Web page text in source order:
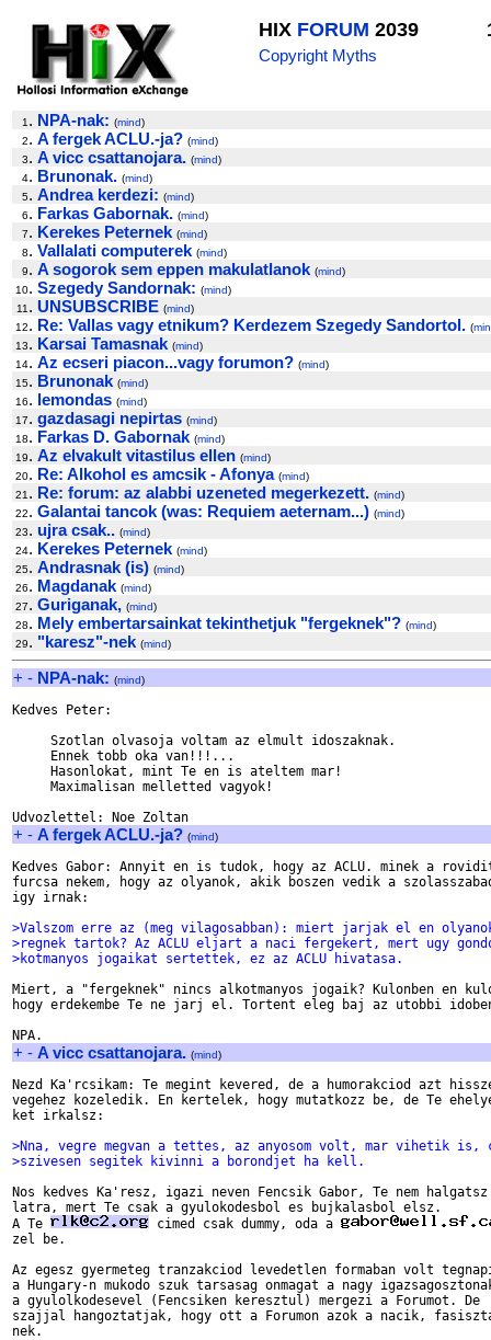
HIX FORUM 2039
Copyright Myths
1 . NPA-nak: (mind)
2. A fergek ACLU.-ja? (mind)
3. A vicc csattanojara. (mind)
4. Brunonak. (mind)
5. Andrea kerdezi: (mind)
6. Farkas Gabornak. (mind)
7. Kerekes Peternek (mind)
8. Vallalati computerek (mind)
9. A sogorok sem eppen makulatlanok (mind)
10. Szegedy Sandornak: (mind)
11 . UNSUBSCRIBE (mind)
12. Re: Vallas vagy etnikum? Kerdezem Szegedy Sandortol. (
13. Karsai Tamasnak (mind)
14. Az ecseri piacon...vagy forumon? (mind)
15. Brunonak (mind)
16. lemondas (mind)
17. gazdasagi nepirtas (mind)
18. Farkas D. Gabornak (mind)
19. Az elvakult vitastilus ellen (mind)
20. Re: Alkohol es amcsik - Afonya (mind)
21 . Re: forum: az alabbi uzeneted megerkezett. (mind)
22. Galantai tancok (was: Requiem aeternam...) (mind)
23. ujra csak.. (mind)
24. Kerekes Peternek (mind)
25. Andrasnak (is) (mind)
26. Magdanak (mind)
27. Guriganak, (mind)
28. Mely embertarsainkat tekinthetjuk "fergeknek"? (mind)
29. "karesz"-nek (mind)
+ - NPA-nak: (mind)
Kedves Peter:
     Szotlan olvasoja voltam az elmult idoszaknak.
     Ennek tobb oka van!!!...
     Hasonlokat, mint Te en is ateltem mar!
     Maximalisan melletted vagyok!
+ - A fergek ACLU.-ja? (mind)
Kedves Gabor: Annyit en is tudok, hogy az ACLU. minek a
furcsa nekem, hogy az olyanok, akik boszen vedik a
igy irnak:
>Valszom erre az (meg vilagosabban): miert jarjak el en
>regnek tartok? Az ACLU eljart a naci fergekert, mert ugy
>kotmanyos jogaikat sertettek, ez az ACLU hivatasa.
Miert, a "fergeknek" nincs alkotmanyos jogaik? Kulonben en
hogy erdekembe Te ne jarj el. Tortent eleg baj az utobbi
+ - A vicc csattanojara. (mind)
Nezd Ka'rcsikam: Te megint kevered, de a humorakciod azt
vegehez kozeledik. En kertelek, hogy mutatkozz be, de Te
ket irkalsz:
>Nna, vegre megvan a tettes, az anyosom volt, mar vihetik
>szivesen segitek kivinni a borondjet ha kell.
Nos kedves Ka'resz, igazi neven Fencsik Gabor, Te nem
latra, mert Te csak a gyulokodesbol es bujkalasbol elsz.
A Te
cimed csak dummy, oda a
zel be.
Az egesz gyermeteg tranzakciod levedetlen formaban volt
a Hungary-n mukodo szuk tarsasag onmagat a nagy
a gyulolkodesevel (Fencsiken keresztul) mergezi a Forumot.
szajjal hangoztatjak, hogy ott a Forumon azok a nacik,
nek.